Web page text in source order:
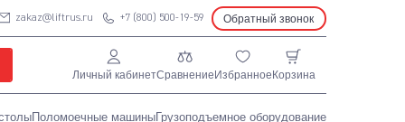
zakaz@liftrus.ru +7 (800) 500-19-59 Обратный звонок
Личный кабинетСравнениеИзбранноеКорзина
Поломоечные машиныГрузоподъемное оборудование
Гидравлические